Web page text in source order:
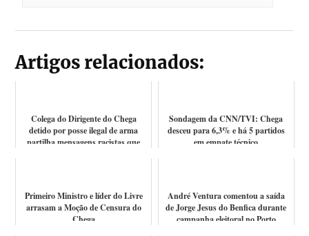
Artigos relacionados:
Colega do Dirigente do Chega
detido por posse ilegal de arma
partilha mensagens racistas que
Sondagem da CNN/TVI: Chega
desceu para 6,3% e há 5 partidos
em empate técnico
Primeiro Ministro e líder do Livre
arrasam a Moção de Censura do
Chega
André Ventura comentou a saída
de Jorge Jesus do Benfica durante
campanha eleitoral no Porto